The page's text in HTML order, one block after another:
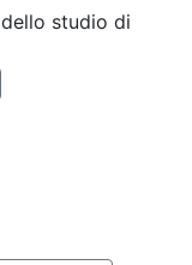
studio di